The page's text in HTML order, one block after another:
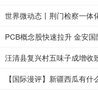
世界微动态丨荆门检察一体
PCB概念股快速拉升 金安
汪清县复兴村五味子成增收
【国际漫评】新疆西瓜有什